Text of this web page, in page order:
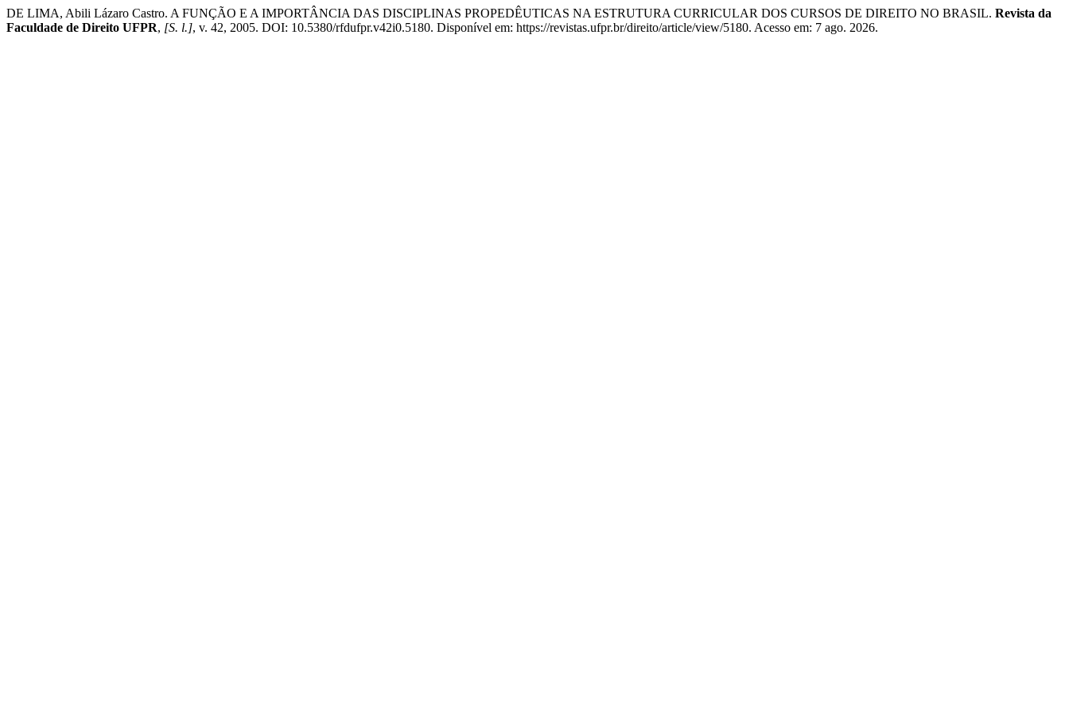
DE LIMA, Abili Lázaro Castro. A FUNÇÃO E A IMPORTÂNCIA DAS DISCIPLINAS PROPEDÊUTICAS NA ESTRUTURA CURRICULAR DOS CURSOS DE DIREITO NO BRASIL. Revista da
Faculdade de Direito UFPR, [S. l.], v. 42, 2005. DOI: 10.5380/rfdufpr.v42i0.5180. Disponível em: https://revistas.ufpr.br/direito/article/view/5180. Acesso em: 7 ago. 2026.